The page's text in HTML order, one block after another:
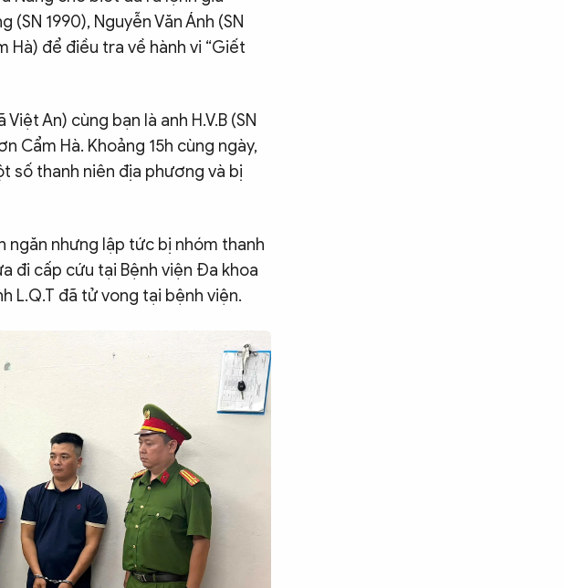
1990), Nguyễn Văn Ánh (SN
Hà) để điều tra về hành vi “Giết
An) cùng bạn là anh H.V.B (SN
Cẩm Hà. Khoảng 15h cùng ngày,
số thanh niên địa phương và bị
ngăn nhưng lập tức bị nhóm thanh
đi cấp cứu tại Bệnh viện Đa khoa
L.Q.T đã tử vong tại bệnh viện.